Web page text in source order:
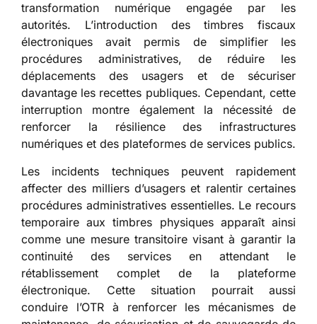
transformation numérique engagée par les
autorités. L’introduction des timbres fiscaux
électroniques avait permis de simplifier les
procédures administratives, de réduire les
déplacements des usagers et de sécuriser
davantage les recettes publiques. Cependant, cette
interruption montre également la nécessité de
renforcer la résilience des infrastructures
numériques et des plateformes de services publics.
Les incidents techniques peuvent rapidement
affecter des milliers d’usagers et ralentir certaines
procédures administratives essentielles. Le recours
temporaire aux timbres physiques apparaît ainsi
comme une mesure transitoire visant à garantir la
continuité des services en attendant le
rétablissement complet de la plateforme
électronique. Cette situation pourrait aussi
conduire l’OTR à renforcer les mécanismes de